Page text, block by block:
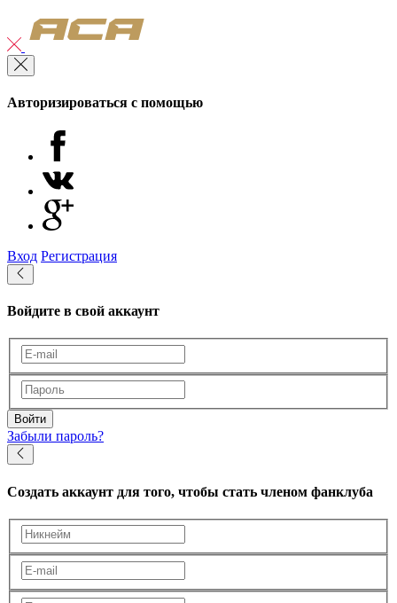
Авторизироваться с помощью
Вход Регистрация
Войдите в свой аккаунт
Войти
Забыли пароль?
Создать аккаунт для того, чтобы стать членом фанклуба